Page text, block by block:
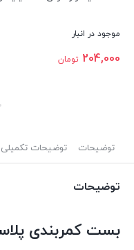
توضیحات توضیحات تکمیلی
توضیحات